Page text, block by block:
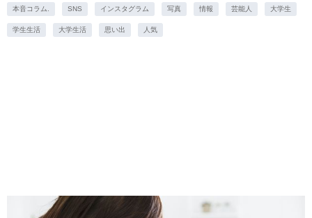
本音コラム. SNS インスタグラム 写真 情報 芸能人 大学生
学生生活 大学生活 思い出 人気